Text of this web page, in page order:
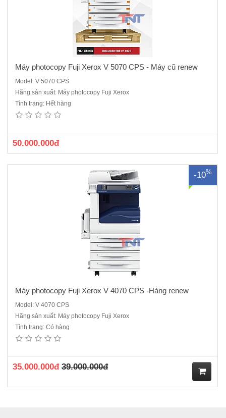
Máy photocopy Fuji Xerox V 5070 CPS - Máy cũ renew
Model: V 5070 CPS
Hãng sản xuất: Máy photocopy Fuji Xerox
Tình trạng: Hết hàng
50.000.000đ
-10%
Máy Photocopy Fuji Xerox DocuCentre V 4070 CPS - Hàng trưng bày
mới 99%Cấu hình chuẩn : Copy + in mạng + Scan màu Chức năng
copy Tốc độ copy: 45 bản /phút . Bộ nhớ : 4.0GB ( tối đa : 4Gb) Dung
Máy photocopy Fuji Xerox V 4070 CPS -Hàng renew
Model: V 4070 CPS
Hãng sản xuất: Máy photocopy Fuji Xerox
Tình trạng: Có hàng
35.000.000đ 39.000.000đ